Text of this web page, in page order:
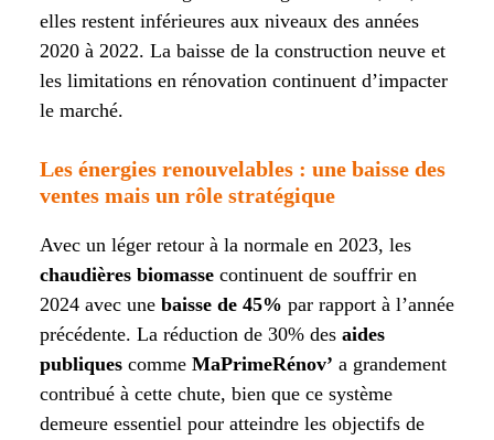
elles restent inférieures aux niveaux des années
2020 à 2022. La baisse de la construction neuve et
les limitations en rénovation continuent d’impacter
le marché.
Les énergies renouvelables : une baisse des
ventes mais un rôle stratégique
Avec un léger retour à la normale en 2023, les
chaudières biomassecontinuent de souffrir en
2024 avec unebaisse de 45% par rapport à l’année
précédente. La réduction de 30% des aides
publiquescommeMaPrimeRénov’ a grandement
contribué à cette chute, bien que ce système
demeure essentiel pour atteindre les objectifs de